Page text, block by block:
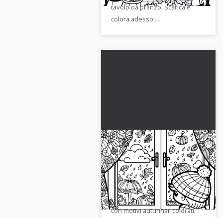
tavolo da pranzo. Scarica e
colora adesso!...
Bambino guarda
attraverso la finestra
con immagini autunnali
– Modello da colorare
autunnale gratuito
Non perdere il dolce disegno
da colorare. Un bambino
guarda attraverso una finestra
con motivi autunnali colorati.